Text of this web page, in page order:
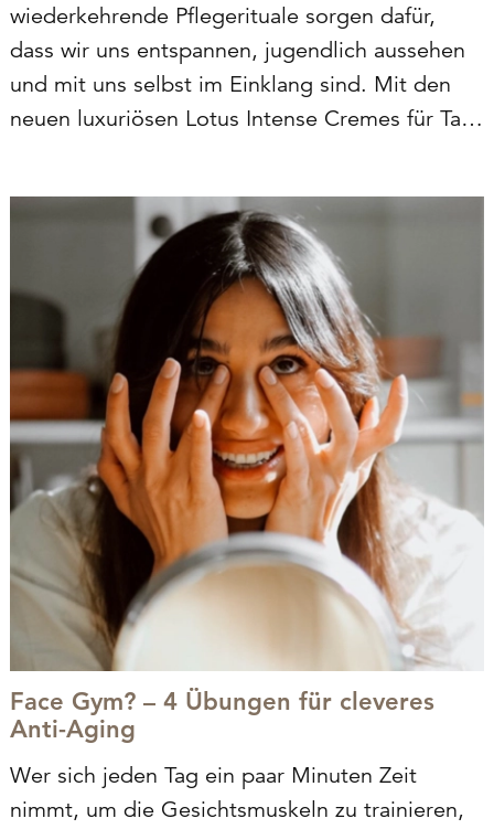
wiederkehrende Pflegerituale sorgen dafür,
dass wir uns entspannen, jugendlich aussehen
und mit uns selbst im Einklang sind. Mit den
neuen luxuriösen Lotus Intense Cremes für Tag
beginnen und beenden wir den…
Face Gym? – 4 Übungen für cleveres
Anti-Aging
Wer sich jeden Tag ein paar Minuten Zeit
nimmt, um die Gesichtsmuskeln zu trainieren,